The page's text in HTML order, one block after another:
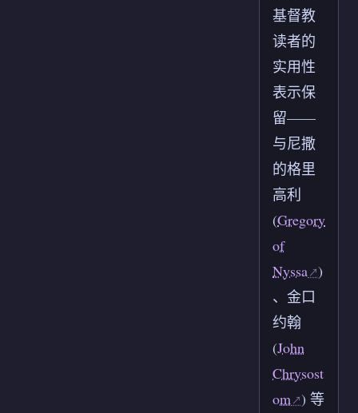
基督教
读者的
实用性
表示保
留——
与尼撒
的格里
高利
(Gregory
of
Nyssa )
、金口
约翰
(John
Chrysost
om ) 等